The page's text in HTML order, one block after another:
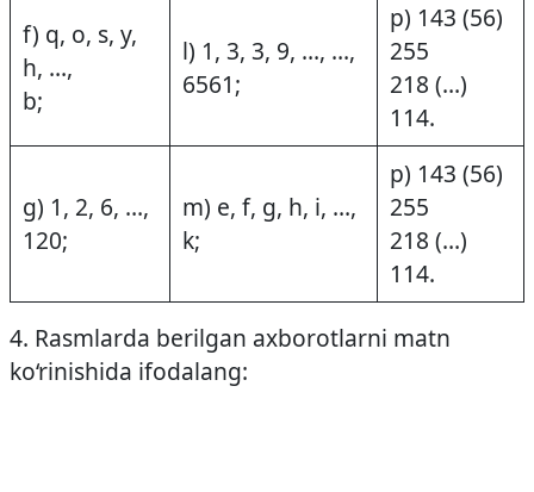
f) q, o, s, y,
h, …,
b;
l) 1, 3, 3, 9, …, …,
6561;
p) 143 (56)
255
218 (…)
114.
g) 1, 2, 6, …,
120;
m) e, f, g, h, i, …,
k;
p) 143 (56)
255
218 (…)
114.
4. Rasmlarda berilgan axborotlarni matn
ko‘rinishida ifodalang: